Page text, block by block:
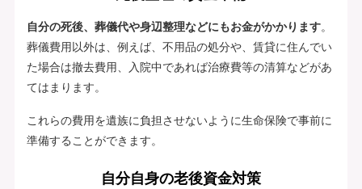
自分の死後、葬儀代や身辺整理などにもお金がかかります。
葬儀費用以外は、例えば、不用品の処分や、賃貸に住んでい
た場合は撤去費用、入院中であれば治療費等の清算などがあ
てはまります。
これらの費用を遺族に負担させないように生命保険で事前に
準備することができます。
自分自身の老後資金対策